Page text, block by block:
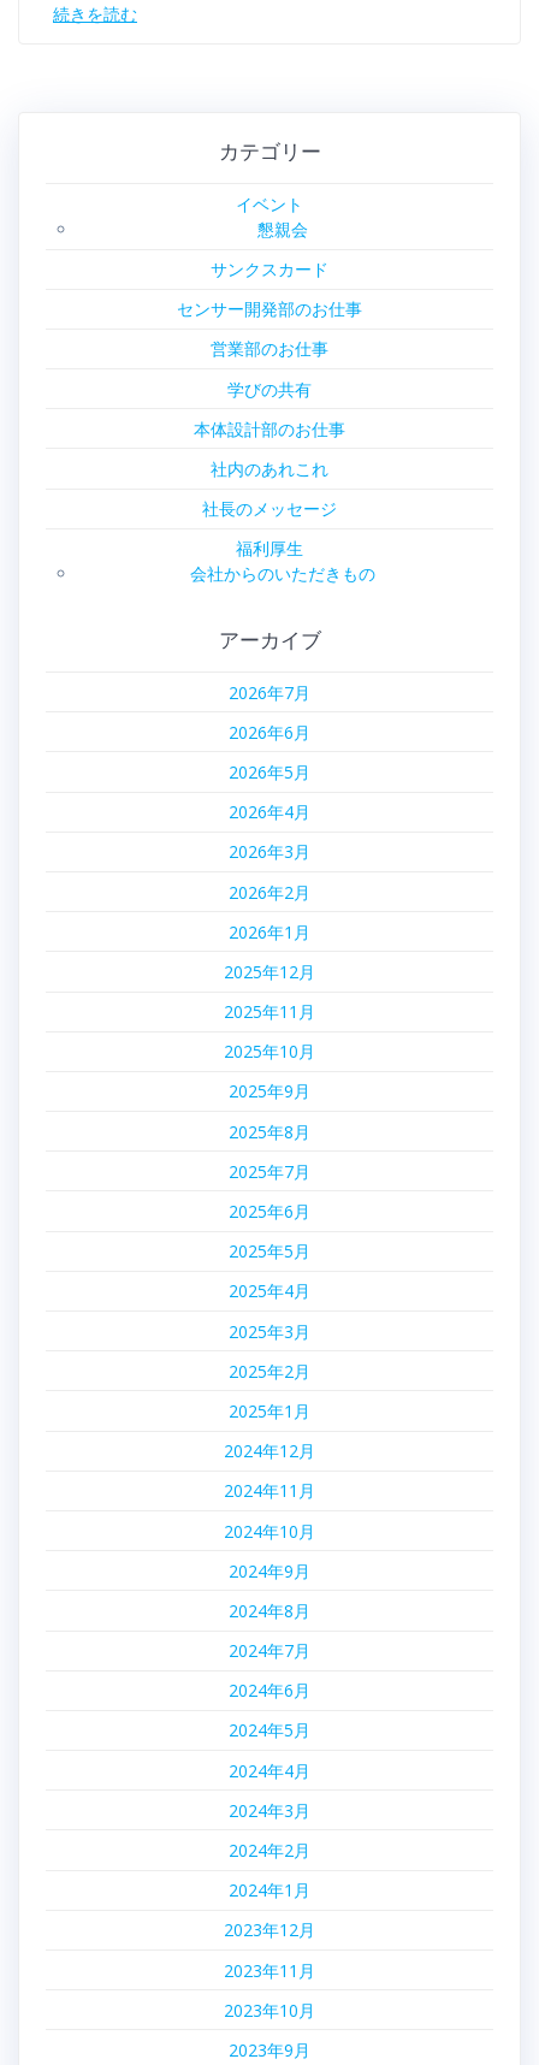
続きを読む
カテゴリー
イベント
懇親会
サンクスカード
センサー開発部のお仕事
営業部のお仕事
学びの共有
本体設計部のお仕事
社内のあれこれ
社長のメッセージ
福利厚生
会社からのいただきもの
アーカイブ
2026年7月
2026年6月
2026年5月
2026年4月
2026年3月
2026年2月
2026年1月
2025年12月
2025年11月
2025年10月
2025年9月
2025年8月
2025年7月
2025年6月
2025年5月
2025年4月
2025年3月
2025年2月
2025年1月
2024年12月
2024年11月
2024年10月
2024年9月
2024年8月
2024年7月
2024年6月
2024年5月
2024年4月
2024年3月
2024年2月
2024年1月
2023年12月
2023年11月
2023年10月
2023年9月